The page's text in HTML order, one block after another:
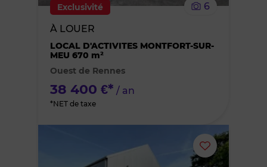
des
Exclusivité
6
À LOUER
LOCAL D'ACTIVITES MONTFORT-SUR-
MEU 670 m²
Ouest de Rennes
38 400 €* / an
*NET de taxe
Ajouter